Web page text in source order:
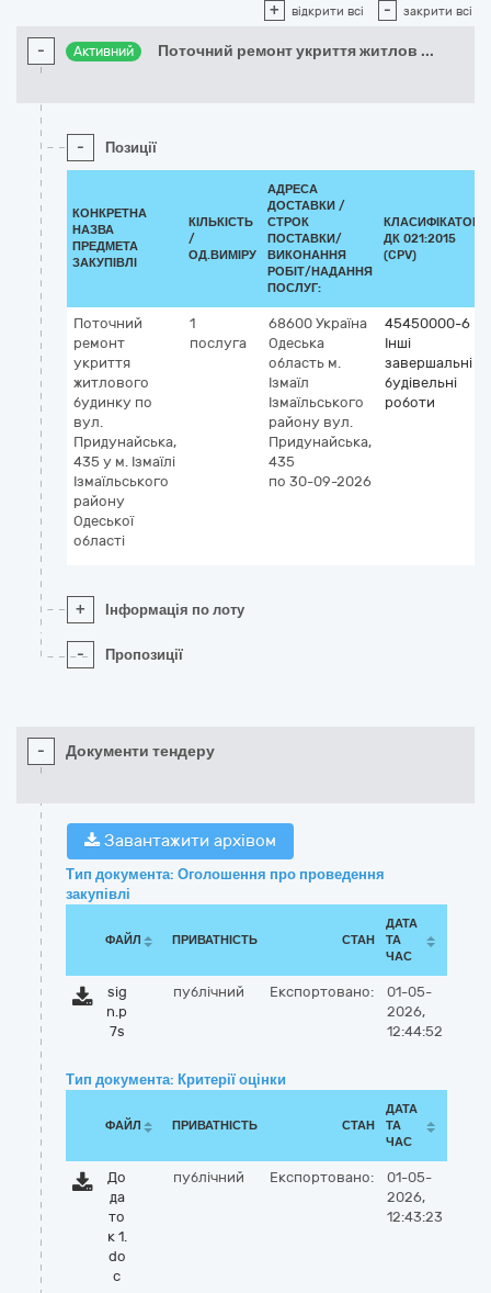
+ відкрити всі - закрити всі
- Активний Поточний ремонт укриття житлов ...
- Позиції
КОНКРЕТНА
НАЗВА
ПРЕДМЕТА
ЗАКУПІВЛІ
КІЛЬКІСТЬ
/
ОД.ВИМІРУ
АДРЕСА
ДОСТАВКИ /
СТРОК
ПОСТАВКИ/
ВИКОНАННЯ
РОБІТ/НАДАННЯ
ПОСЛУГ:
КЛАСИФІКАТОР
ДК 021:2015
(CPV)
Поточний
ремонт
укриття
житлового
будинку по
вул.
Придунайська,
435 у м. Ізмаїлі
Ізмаїльського
району
Одеської
області
1
послуга
68600 Україна
Одеська
область м.
Ізмаїл
Ізмаїльського
району вул.
Придунайська,
435
по 30-09-2026
45450000-6
Інші
завершальні
будівельні
роботи
+ Інформація по лоту
- Пропозиції
- Документи тендеру
Завантажити архівом
Тип документа: Оголошення про проведення
закупівлі
ФАЙЛ ПРИВАТНІСТЬ СТАН
ДАТА
ТА
ЧАС
sig
n.p
7s
публічний Експортовано:
01-05-
2026,
12:44:52
Тип документа: Критерії оцінки
ФАЙЛ ПРИВАТНІСТЬ СТАН
ДАТА
ТА
ЧАС
До
да
то
к 1.
do
c
публічний Експортовано:
01-05-
2026,
12:43:23